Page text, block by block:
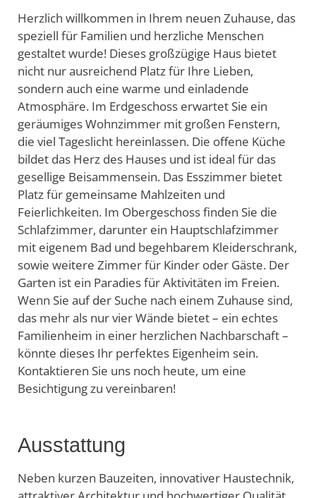
Herzlich willkommen in Ihrem neuen Zuhause, das
speziell für Familien und herzliche Menschen
gestaltet wurde! Dieses großzügige Haus bietet
nicht nur ausreichend Platz für Ihre Lieben,
sondern auch eine warme und einladende
Atmosphäre. Im Erdgeschoss erwartet Sie ein
geräumiges Wohnzimmer mit großen Fenstern,
die viel Tageslicht hereinlassen. Die offene Küche
bildet das Herz des Hauses und ist ideal für das
gesellige Beisammensein. Das Esszimmer bietet
Platz für gemeinsame Mahlzeiten und
Feierlichkeiten. Im Obergeschoss finden Sie die
Schlafzimmer, darunter ein Hauptschlafzimmer
mit eigenem Bad und begehbarem Kleiderschrank,
sowie weitere Zimmer für Kinder oder Gäste. Der
Garten ist ein Paradies für Aktivitäten im Freien.
Wenn Sie auf der Suche nach einem Zuhause sind,
das mehr als nur vier Wände bietet – ein echtes
Familienheim in einer herzlichen Nachbarschaft –
könnte dieses Ihr perfektes Eigenheim sein.
Kontaktieren Sie uns noch heute, um eine
Besichtigung zu vereinbaren!
Ausstattung
Neben kurzen Bauzeiten, innovativer Haustechnik,